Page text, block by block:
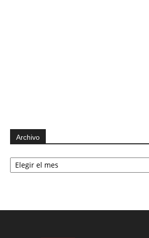
Archivo
Archivo